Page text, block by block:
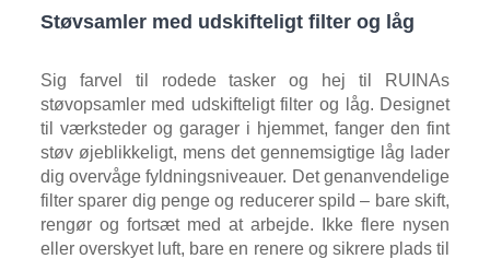
Støvsamler med udskifteligt filter og låg
Sig farvel til rodede tasker og hej til RUINAs
støvopsamler med udskifteligt filter og låg. Designet
til værksteder og garager i hjemmet, fanger den fint
støv øjeblikkeligt, mens det gennemsigtige låg lader
dig overvåge fyldningsniveauer. Det genanvendelige
filter sparer dig penge og reducerer spild – bare skift,
rengør og fortsæt med at arbejde. Ikke flere nysen
eller overskyet luft, bare en renere og sikrere plads til